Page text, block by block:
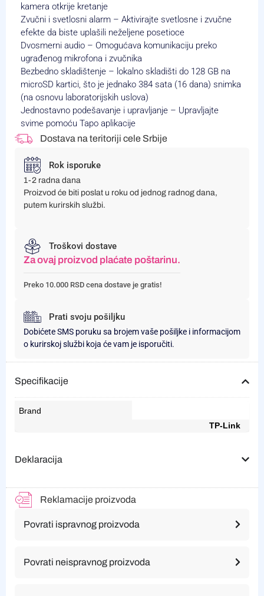
kamera otkrije kretanje
Zvučni i svetlosni alarm – Aktivirajte svetlosne i zvučne
efekte da biste uplašili neželjene posetioce
Dvosmerni audio – Omogućava komunikaciju preko
ugrađenog mikrofona i zvučnika
Bezbedno skladištenje – lokalno skladišti do 128 GB na
microSD kartici, što je jednako 384 sata (16 dana) snimka
(na osnovu laboratorijskih uslova)
Jednostavno podešavanje i upravljanje – Upravljajte
svime pomoću Tapo aplikacije
Dostava na teritoriji cele Srbije
Rok isporuke
1-2 radna dana
Proizvod će biti poslat u roku od jednog radnog dana,
putem kurirskih službi.
Troškovi dostave
Za ovaj proizvod plaćate poštarinu.
Preko 10.000 RSD cena dostave je gratis!
Prati svoju pošiljku
Dobićete SMS poruku sa brojem vaše pošiljke i informacijom
o kurirskoj službi koja će vam je isporučiti.
Specifikacije
Brand
TP-Link
Deklaracija
Reklamacije proizvoda
Povrati ispravnog proizvoda
Povrati neispravnog proizvoda